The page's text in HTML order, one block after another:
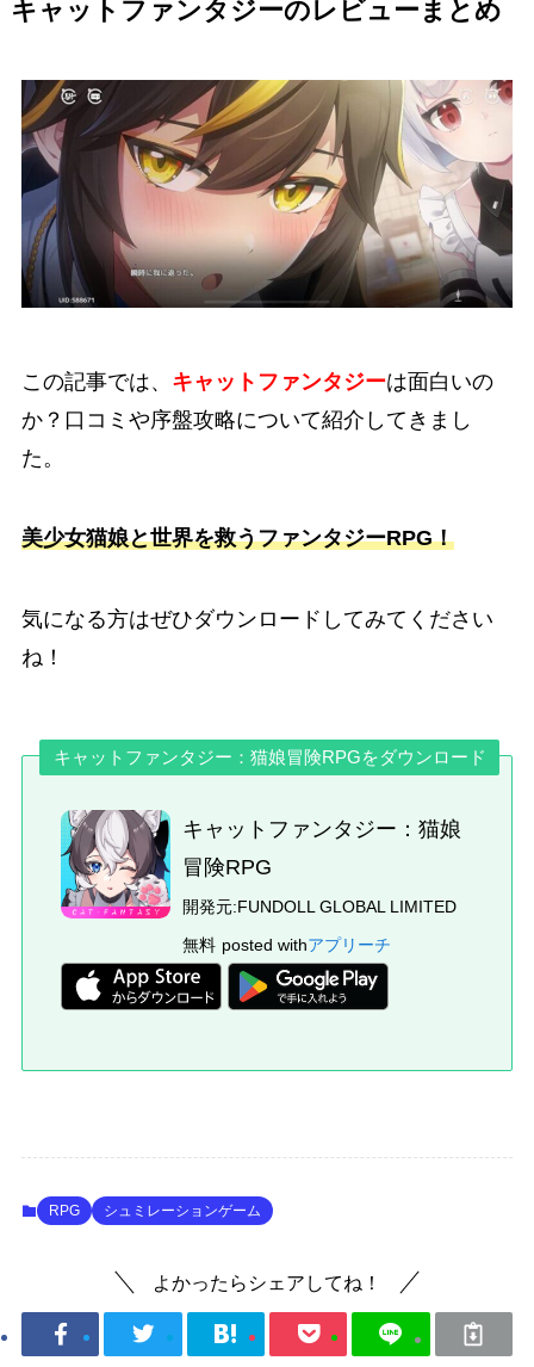
キャットファンタジーのレビューまとめ
この記事では、 キャットファンタジーは面白いの
か？口コミや序盤攻略について紹介してきまし
た。
美少女猫娘と世界を救うファンタジーRPG！
気になる方はぜひダウンロードしてみてください
ね！
キャットファンタジー：猫娘冒険RPGをダウンロード
キャットファンタジー：猫娘
冒険RPG
開発元:FUNDOLL GLOBAL LIMITED
無料 posted withアプリーチ
RPG シュミレーションゲーム
よかったらシェアしてね！